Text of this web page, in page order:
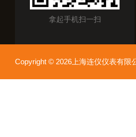
拿起手机扫一扫
Copyright © 2026上海连仪仪表有